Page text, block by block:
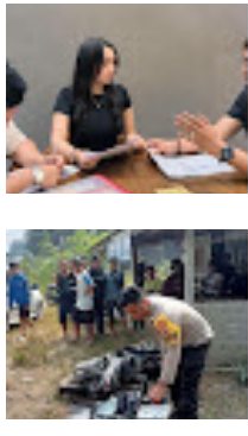
13 Jam Berjuang, Polsek
Toba dan Warga Berhasil
Jinakkan Karhutla 7 Hektare
di Desa Bagan Asam
Diduga Jadi Korban
Penyebaran Foto Pribadi
dan Dicemarkan di TikTok,
AF Lapor ke Polda Sumut